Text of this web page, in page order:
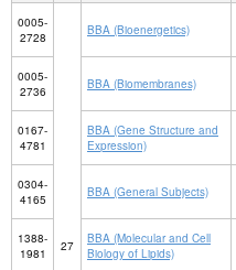
0005-
2728
27
BBA (Bioenergetics)
0005-
2736
BBA (Biomembranes)
0167-
4781
BBA (Gene Structure and
Expression)
0304-
4165
BBA (General Subjects)
1388-
1981
BBA (Molecular and Cell
Biology of Lipids)